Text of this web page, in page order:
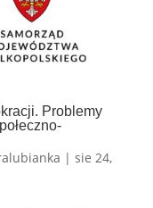
Problemy
| sie 24,